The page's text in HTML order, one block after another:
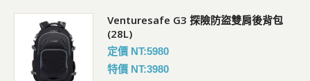
Venturesafe G3 探險防盜雙肩後背包
(28L)
定價 NT:5980
特價 NT:3980